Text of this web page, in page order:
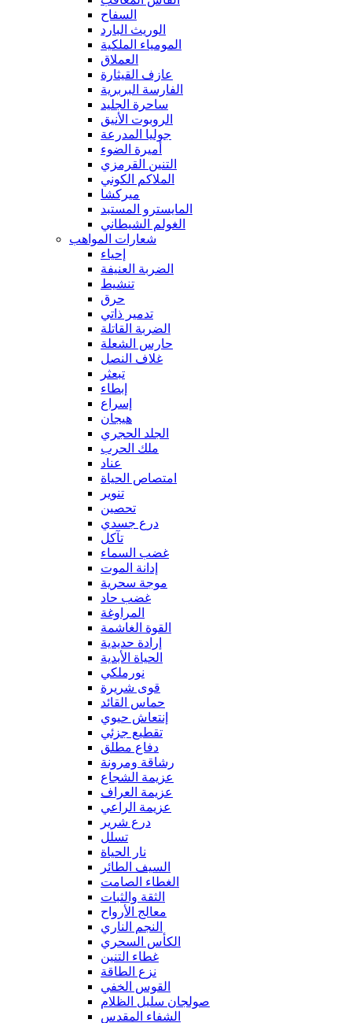
السفاح
الوريث البارد
المومياء الملكية
العملاق
عازف القيثارة
الفارسة البربرية
ساحرة الجليد
الروبوت الأنيق
جوليا المدرعة
أميرة الضوء
التنين القرمزي
الملاكم الكوني
ميركشا
المايسترو المستبد
الغولم الشيطاني
شعارات المواهب
إحياء
الضربة العنيفة
تنشيط
حرق
تدمير ذاتي
الضربة القاتلة
حارس الشعلة
غلاف النصل
تبعثر
إبطاء
إسراع
هيجان
الجلد الحجري
ملك الحرب
عناد
امتصاص الحياة
تنوير
تحصين
درع جسدي
تآكل
غضب السماء
إدانة الموت
موجة سحرية
غضب حاد
المراوغة
القوة الغاشمة
إرادة حديدية
الحياة الأبدية
نورملكي
قوى شريرة
حماس القائد
إنتعاش حيوي
تقطيع جزئي
دفاع مطلق
رشاقة ومرونة
عزيمة الشجاع
عزيمة العراف
عزيمة الراعي
درع شرير
تسلل
نار الحياة
السيف الطائر
الغطاء الصامت
الثقة والثبات
معالج الأرواح
النجم الناري
الكأس السحري
غطاء التنين
نزع الطاقة
القوس الخفي
صولجان سليل الظلام
الشفاء المقدس